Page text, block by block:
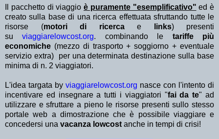
Il pacchetto di viaggio è puramente "esemplificativo" ed è
creato sulla base di una ricerca effettuata sfruttando tutte le
risorse (motori di ricerca e links) presenti
suviaggiarelowcost.org. combinando le tariffe più
economiche (mezzo di trasporto + soggiorno + eventuale
servizio extra)
per una determinata destinazione sulla base
minima di n. 2 viaggiatori.
L'idea targata by viaggiarelowcost.org nasce con l'intento di
incentivare ed insegnare a tutti i viaggiatori "fai da te" ad
utilizzare e sfruttare a pieno le risorse presenti sullo stesso
portale web a dimostrazione che è possibile viaggiare e
concedersi una vacanza lowcost anche in tempi di crisi!